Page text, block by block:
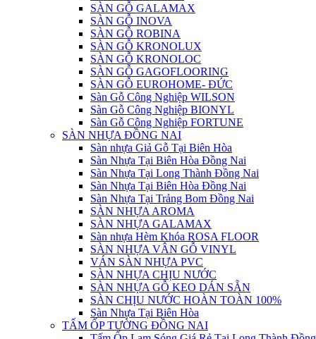
SÀN GỖ GALAMAX
SÀN GỖ INOVA
SÀN GỖ ROBINA
SÀN GỖ KRONOLUX
SÀN GỖ KRONOLOC
SÀN GỖ GAGOFLOORING
SÀN GỖ EUROHOME- ĐỨC
Sàn Gỗ Công Nghiệp WILSON
Sàn Gỗ Công Nghiệp BIONYL
Sàn Gỗ Công Nghiệp FORTUNE
SÀN NHỰA ĐỒNG NAI
Sàn nhựa Giả Gỗ Tại Biên Hòa
Sàn Nhựa Tại Biên Hòa Đồng Nai
Sàn Nhựa Tại Long Thành Đồng Nai
Sàn Nhựa Tại Biên Hòa Đồng Nai
Sàn Nhựa Tại Trảng Bom Đồng Nai
SÀN NHỰA AROMA
SÀN NHỰA GALAMAX
Sàn nhựa Hèm Khóa ROSA FLOOR
SÀN NHỰA VÂN GỖ VINYL
VÁN SÀN NHỰA PVC
SÀN NHỰA CHỊU NƯỚC
SÀN NHỰA GỖ KEO DÁN SẴN
SÀN CHỊU NƯỚC HOÀN TOÀN 100%
Sàn Nhựa Tại Biên Hòa
TẤM ỐP TƯỜNG ĐỒNG NAI